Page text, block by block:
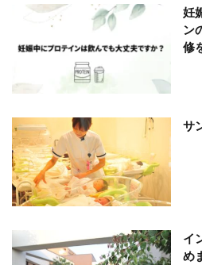
妊
ン
修
サ
イ
め